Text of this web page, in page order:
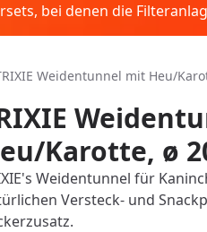
bei denen die
Weidentunnel mit Heu/
Karotte, ø
Weidentunnel für
Versteck- und